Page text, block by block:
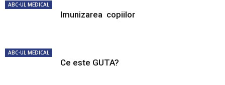
ABC-UL MEDICAL
Imunizarea copiilor
ABC-UL MEDICAL
Ce este GUTA?